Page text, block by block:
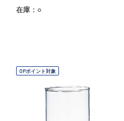
在庫：○
OPポイント対象